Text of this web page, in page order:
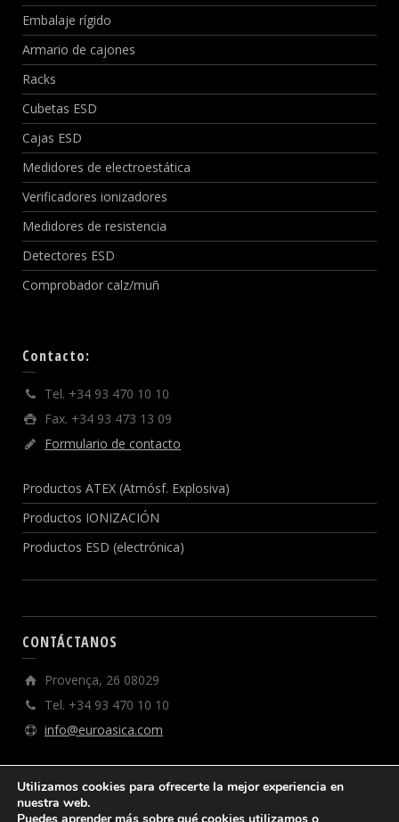
Embalaje rígido
Armario de cajones
Racks
Cubetas ESD
Cajas ESD
Medidores de electroestática
Verificadores ionizadores
Medidores de resistencia
Detectores ESD
Comprobador calz/muñ
Contacto:
Tel. +34 93 470 10 10
Fax. +34 93 473 13 09
Formulario de contacto
Productos ATEX (Atmósf. Explosiva)
Productos IONIZACIÓN
Productos ESD (electrónica)
CONTÁCTANOS
Provença, 26 08029
Tel. +34 93 470 10 10
info@euroasica.com
Utilizamos cookies para ofrecerte la mejor experiencia en
nuestra web.